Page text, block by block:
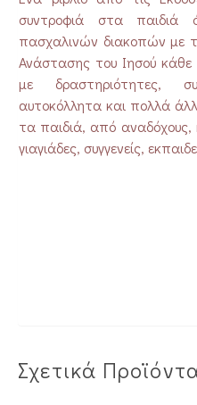
συντροφιά στα παιδιά
πασχαλινών διακοπών με
Ανάστασης του Ιησού
με δραστηριότητες,
αυτοκόλλητα και πολλά
τα παιδιά, από αναδόχους,
γιαγιάδες, συγγενείς,
Σχετικά